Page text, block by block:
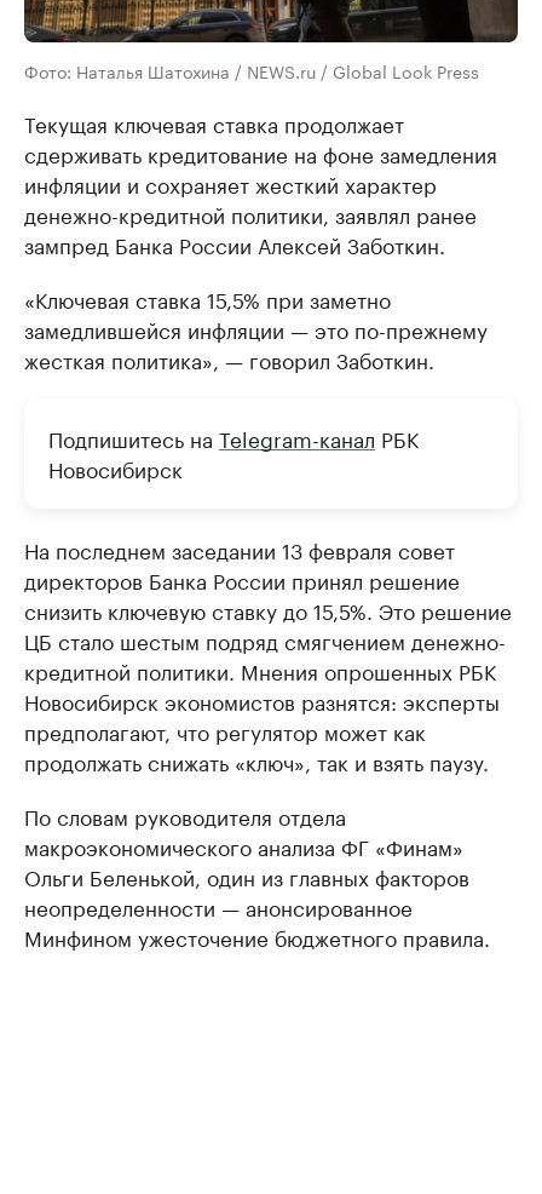
Фото: Наталья Шатохина / NEWS.ru / Global Look Press
Текущая ключевая ставка продолжает
сдерживать кредитование на фоне замедления
инфляции и сохраняет жесткий характер
денежно-кредитной политики, заявлял ранее
зампред Банка России Алексей Заботкин.
«Ключевая ставка 15,5% при заметно
замедлившейся инфляции — это по-прежнему
жесткая политика», — говорил Заботкин.
Подпишитесь на Telegram-канал РБК
Новосибирск
На последнем заседании 13 февраля совет
директоров Банка России принял решение
снизить ключевую ставку до 15,5%. Это решение
ЦБ стало шестым подряд смягчением денежно-
кредитной политики. Мнения опрошенных РБК
Новосибирск экономистов разнятся: эксперты
предполагают, что регулятор может как
продолжать снижать «ключ», так и взять паузу.
По словам руководителя отдела
макроэкономического анализа ФГ «Финам»
Ольги Беленькой, один из главных факторов
неопределенности — анонсированное
Минфином ужесточение бюджетного правила.